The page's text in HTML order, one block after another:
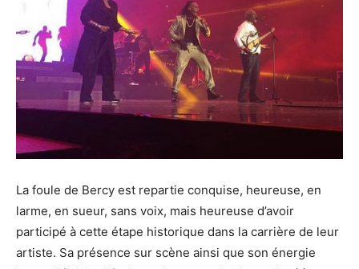
La foule de Bercy est repartie conquise, heureuse, en
larme, en sueur, sans voix, mais heureuse d’avoir
participé à cette étape historique dans la carrière de leur
artiste. Sa présence sur scène ainsi que son énergie